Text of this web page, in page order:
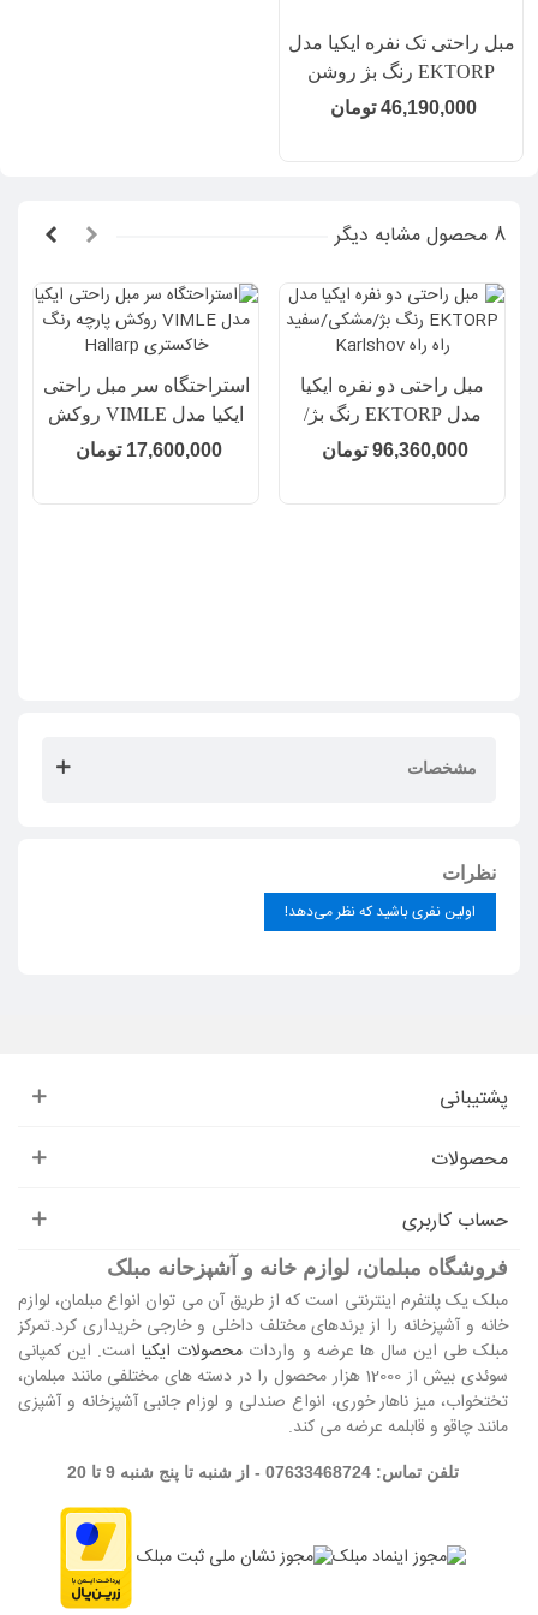
مبل را به وسیله جاروبرقی یا یک پارچه مرطوب تمیز نمایید.
روکش مبل قابل شستشو بوده (شستشو با ماشین با حداکثر
دمای 40 درجه سانتیگراد و فرایند عادی)
به طور جداگانه شستشه شود.
مبل راحتی تک نفره ایکیا مدل
EKTORP رنگ بژ روشن
Kilanda
46,190,000 تومان
8 محصول مشابه دیگر
مبل راحتی دو نفره ایکیا
مدل EKTORP رنگ بژ/
مشکی/سفید راه راه
96,360,000 تومان
استراحتگاه سر مبل راحتی
ایکیا مدل VIMLE روکش
پارچه رنگ خاکستری
17,600,000 تومان
مشخصات
نظرات
اولین نفری باشید که نظر می‌دهد!
پشتیبانی
محصولات
حساب کاربری
فروشگاه مبلمان، لوازم خانه و آشپزحانه مبلک
مبلک یک پلتفرم اینترنتی است که از طریق آن می توان انواع مبلمان، لوازم
خانه و آشپزخانه را از برندهای مختلف داخلی و خارجی خریداری کرد.تمرکز
مبلک طی این سال ها عرضه و واردات محصولات ایکیااست. این کمپانی
سوئدی بیش از 12000 هزار محصول را در دسته های مختلفی مانند مبلمان،
تختخواب، میز ناهار خوری، انواع صندلی و لوزام جانبی آشپزخانه و آشپزی
مانند چاقو و قابلمه عرضه می کند.
تلفن تماس: 07633468724 - از شنبه تا پنج شنبه 9 تا 20